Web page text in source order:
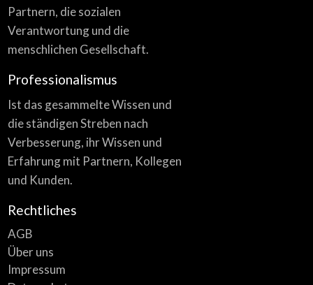
Partnern, die sozialen
Verantwortung und die
menschlichen Gesellschaft.
Professionalismus
Ist das gesammelte Wissen und
die ständigen Streben nach
Verbesserung, ihr Wissen und
Erfahrung mit Partnern, Kollegen
und Kunden.
Rechtliches
AGB
Über uns
Impressum